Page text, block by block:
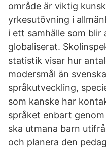
område är viktig
yrkesutövning i
i ett samhälle som
globaliserat.
statistik visar hur
modersmål än
språkutveckling,
som kanske har
språket enbart
ska utmana barn
och planera den